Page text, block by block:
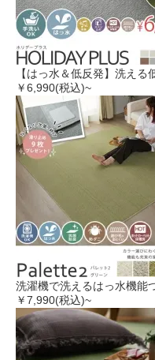
【はっ水＆低反発】洗える
￥6,990(税込)~
洗濯機で洗えるはっ水機能
￥7,990(税込)~